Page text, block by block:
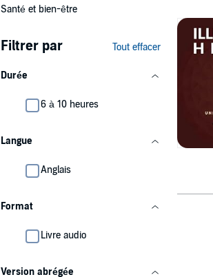
Santé et bien-être
Filtrer par Tout effacer
Durée
6 à 10 heures
Langue
Anglais
Format
Livre audio
Version abrégée